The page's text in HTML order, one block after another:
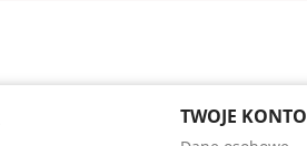
TWOJE KONTO